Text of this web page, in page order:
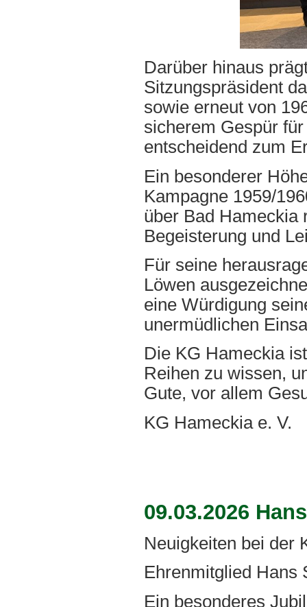
Darüber hinaus
Sitzungspräsident
sowie erneut von
sicherem Gespür
entscheidend zum
Ein besonderer
Kampagne 1959/
über Bad Hameckia
Begeisterung und
Für seine
Löwen
eine Würdigung
unermüdlichen
Die KG Hameckia
Reihen zu wissen,
Gute, vor allem
KG Hameckia e. V.
09.03.2026
Neuigkeiten bei der
Ehrenmitglied Hans
Ein besonderes